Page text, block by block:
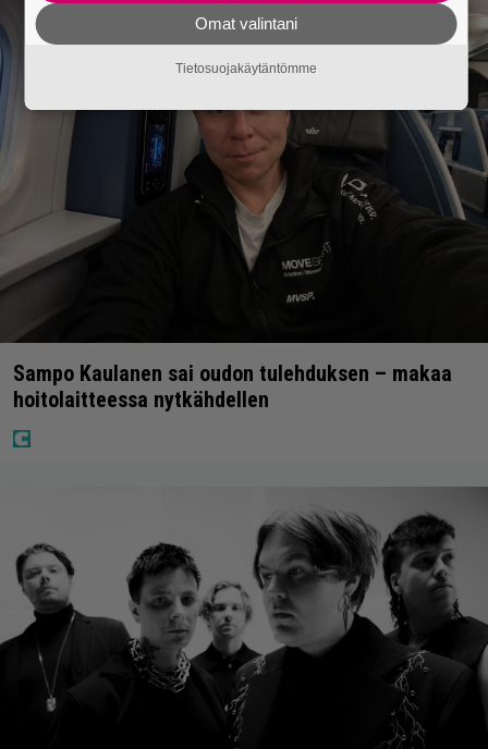
Sampo Kaulanen sai oudon tulehduksen – makaa
hoitolaitteessa nytkähdellen
Omat valintani
Tietosuojakäytäntömme